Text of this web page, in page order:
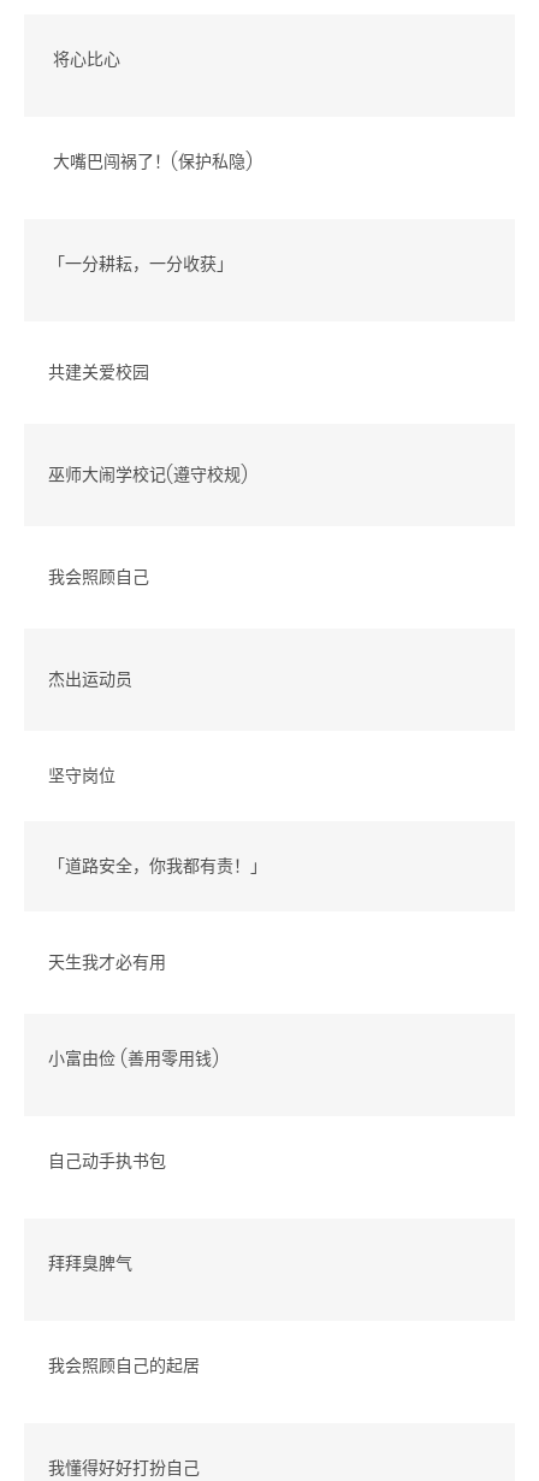
将心比心
大嘴巴闯祸了！(保护私隐)
「一分耕耘，一分收获」
共建关爱校园
巫师大闹学校记(遵守校规)
我会照顾自己
杰出运动员
坚守岗位
「道路安全，你我都有责！」
天生我才必有用
小富由俭 (善用零用钱)
自己动手执书包
拜拜臭脾气
我会照顾自己的起居
我懂得好好打扮自己